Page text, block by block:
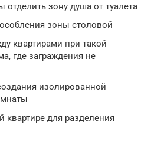
отделить зону душа от туалета
зоны столовой
квартирами при такой
где заграждения не
изолированной
квартире для разделения